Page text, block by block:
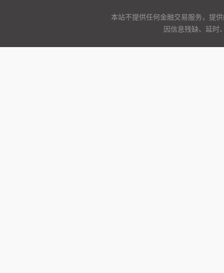
本站不提供任何金融交易服务，提
因信息残缺、延时